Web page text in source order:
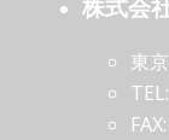
株式会
東